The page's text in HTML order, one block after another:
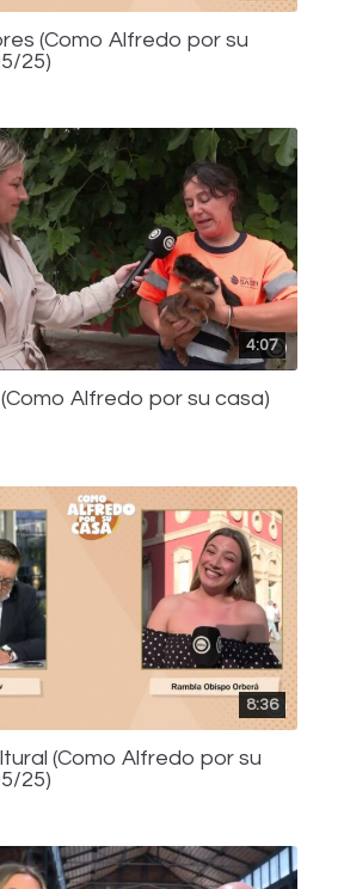
(Como Alfredo por su
25)
4:07
Alfredo por su casa)
8:36
(Como Alfredo por su
25)